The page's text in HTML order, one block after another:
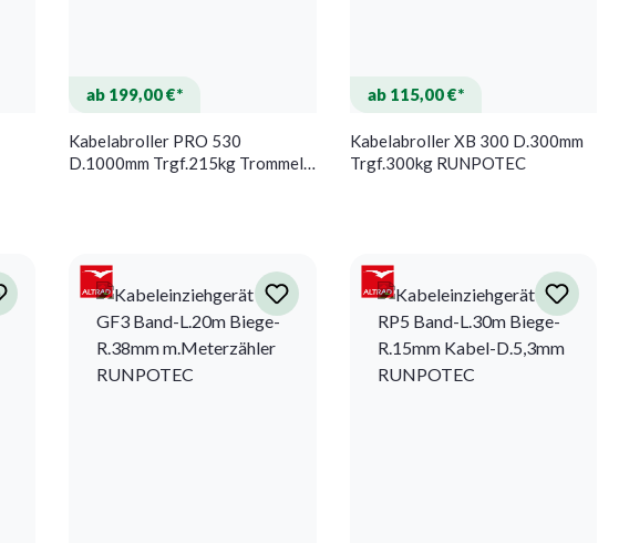
ab 199,00 €*
Kabelabroller PRO 530
D.1000mm Trgf.215kg Trommel-
ab 115,00 €*
Kabelabroller XB 300 D.300mm
Trgf.300kg RUNPOTEC